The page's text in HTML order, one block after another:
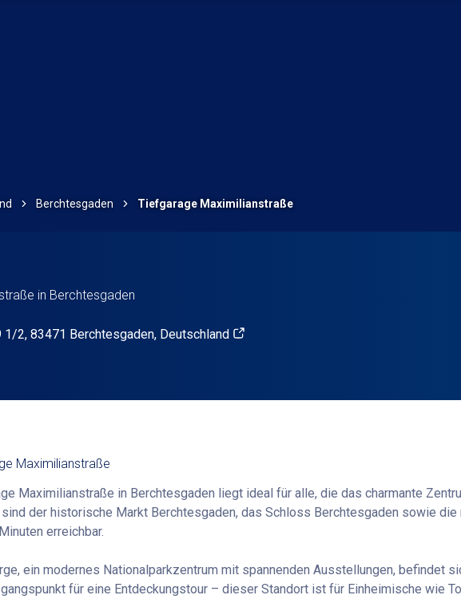
Berchtesgaden Tiefgarage Maximilianstraße
in Berchtesgaden
2, 83471 Berchtesgaden, Deutschland
Maximilianstraße
Maximilianstraße in Berchtesgaden liegt ideal für alle, die das charmante
der historische Markt Berchtesgaden, das Schloss Berchtesgaden sowie
erreichbar.
ein modernes Nationalparkzentrum mit spannenden Ausstellungen, befindet
für eine Entdeckungstour – dieser Standort ist für Einheimische wie